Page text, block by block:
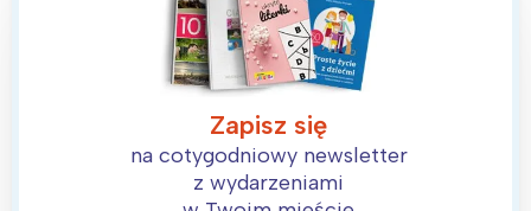
Zapisz się
na cotygodniowy newsletter
z wydarzeniami